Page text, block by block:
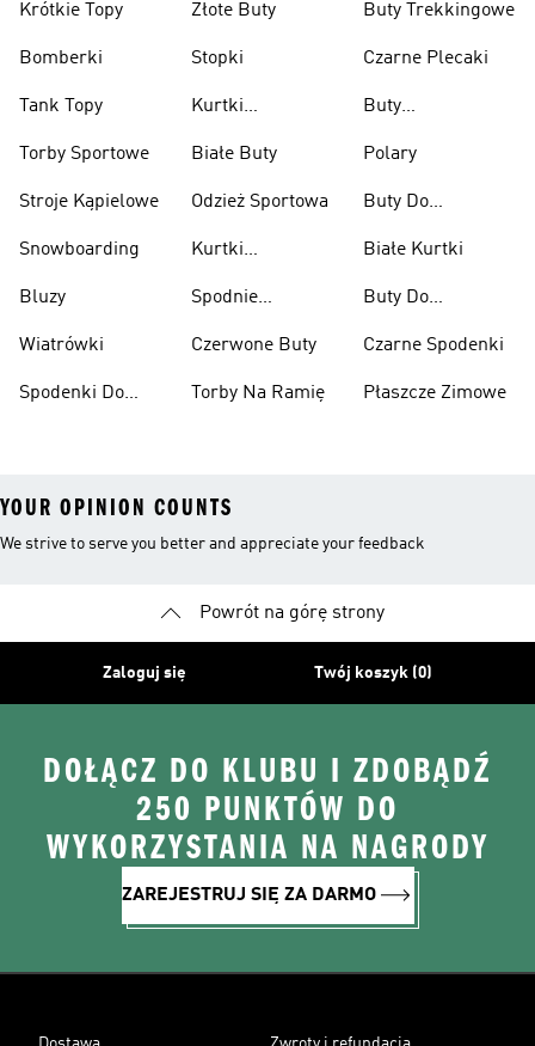
Krótkie Topy
Bomberki
Tank Topy
Torby Sportowe
Stroje Kąpielowe
Snowboarding
Bluzy
Wiatrówki
Spodenki Do
Złote Buty
Stopki
Kurtki
Białe Buty
Odzież Sportowa
Kurtki
Spodnie
Czerwone Buty
Torby Na Ramię
Buty Trekkingowe
Czarne Plecaki
Buty
Polary
Buty Do
Ciężarów
Białe Kurtki
Buty Do
Czarne Spodenki
Płaszcze Zimowe
YOUR OPINION COUNTS
We strive to serve you better and appreciate your feedback
Powrót na górę strony
Zaloguj się Twój koszyk (0)
DOŁĄCZ DO KLUBU I ZDOBĄDŹ
250 PUNKTÓW DO
WYKORZYSTANIA NA NAGRODY
ZAREJESTRUJ SIĘ ZA DARMO